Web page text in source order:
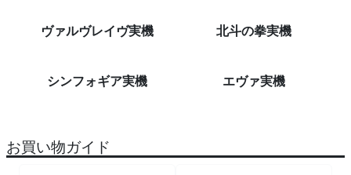
ヴァルヴレイヴ実機 北斗の拳実機
シンフォギア実機 エヴァ実機
お買い物ガイド